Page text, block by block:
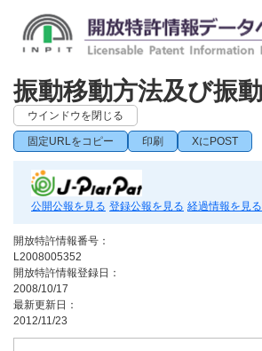
振動移動方法及び振
ウインドウを閉じる
固定URLをコピー 印刷 XにPOST
公開公報を見る 登録公報を見る 経過情報を見る
開放特許情報番号：
L2008005352
開放特許情報登録日：
2008/10/17
最新更新日：
2012/11/23